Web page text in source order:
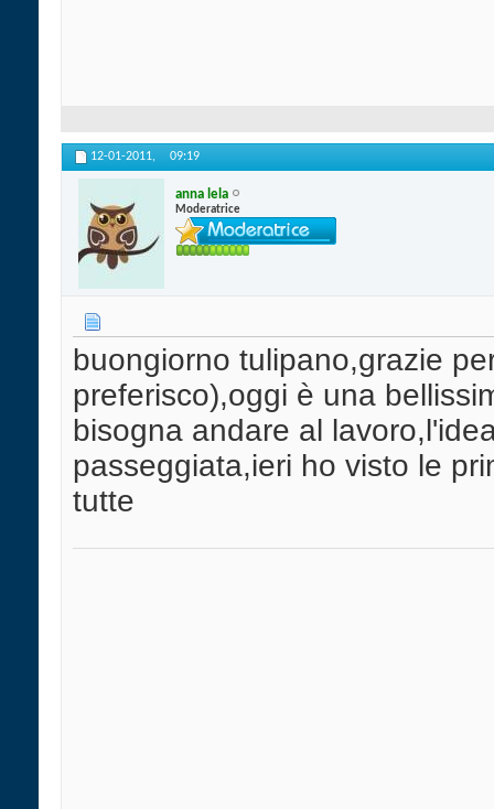
12-01-2011, 09:19
anna lela
Moderatrice
buongiorno tulipano,grazie
preferisco),oggi è una
bisogna andare al
passeggiata,ieri ho visto le
tutte